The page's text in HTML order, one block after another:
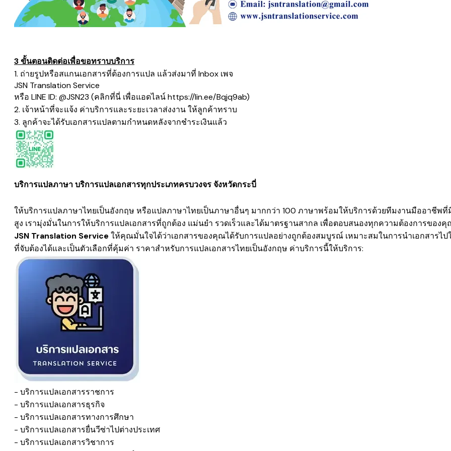
3 ขั้นตอนติดต่อเพื่อขอทราบบริการ
1. ถ่ายรูปหรือสแกนเอกสารที่ต้องการแปล แล้วส่งมาที่ Inbox เพจ
​JSN Translation Service
หรือ LINE ID: @JSN23 (คลิกที่นี่ เพื่อแอดไลน์https://lin.ee/Bqjq9ab)
2. เจ้าหน้าที่จะแจ้ง ค่าบริการและระยะเวลาส่งงาน ให้ลูกค้าทราบ
3. ลูกค้าจะได้รับเอกสารแปลตามกำหนดหลังจากชำระเงินแล้ว
บริการแปลภาษา บริการแปลเอกสารทุกประเภทครบวงจร จังหวัดกระบี่
ให้บริการแปลภาษาไทยเป็นอังกฤษ หรือแปลภาษาไทยเป็นภาษาอื่นๆ มากกว่า 100 ภาษาพร้อมให้บริการด้วยทีมงานมืออาชีพ
สูง เรามุ่งมั่นในการให้บริการแปลเอกสารที่ถูกต้อง แม่นยำ รวดเร็วและได้มาตรฐานสากล เพื่อตอบสนองทุกความต้องการของ
JSN Translation Service ให้คุณมั่นใจได้ว่าเอกสารของคุณได้รับการแปลอย่างถูกต้องสมบูรณ์ เหมาะสมในการนำเอกสารไป
​ที่จับต้องได้และเป็นตัวเลือกที่​คุ้มค่า ราคาสำหรับการแปลเอกสารไทยเป็นอังกฤษ ค่าบริการนี้ให้บริการ:
- บริการแปลเอกสารราชการ
​- บริการแปลเอกสารธุรกิจ
- บริการแปลเอกสารทางการศึกษา
​- บริการแปลเอกสารยื่นวีซ่าไปต่างประเทศ
​- บริการแปลเอกสารวิชาการ